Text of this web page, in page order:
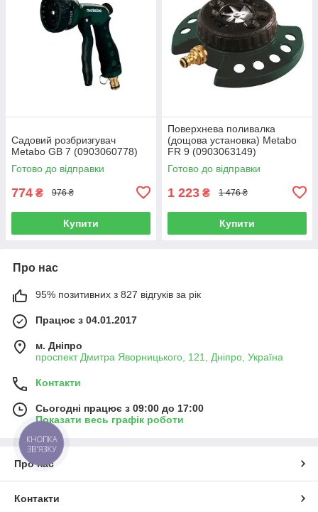
Садовий розбризгувач
Metabo GB 7 (0903060778)
Готово до відправки
774 ₴ 976 ₴
Купити
Поверхнева поливалка
(дощова установка) Metabo
FR 9 (0903063149)
Готово до відправки
1 223 ₴ 1 476 ₴
Купити
Про нас
95% позитивних з 827 відгуків за рік
Працює з 04.01.2017
м. Дніпро
проспект Дмитра Яворницького, 121, Дніпро, Україна
Контакти
Сьогодні працює з 09:00 до 17:00
Показати весь графік роботи
Про нас
Контакти
КНОПКА
ЗВ'ЯЗКУ